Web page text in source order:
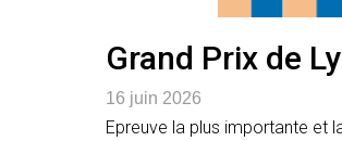
Grand Prix de
16 juin 2026
Epreuve la plus importante et